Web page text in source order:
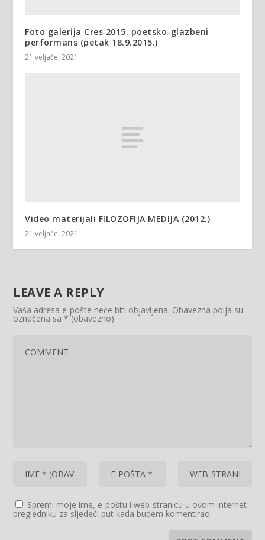
Foto galerija Cres 2015. poetsko-glazbeni
performans (petak 18.9.2015.)
21 veljače, 2021
Video materijali FILOZOFIJA MEDIJA (2012.)
21 veljače, 2021
LEAVE A REPLY
Vaša adresa e-pošte neće biti objavljena. Obavezna polja su
označena sa* (obavezno)
Spremi moje ime, e-poštu i web-stranicu u ovom internet
pregledniku za sljedeći put kada budem komentirao.